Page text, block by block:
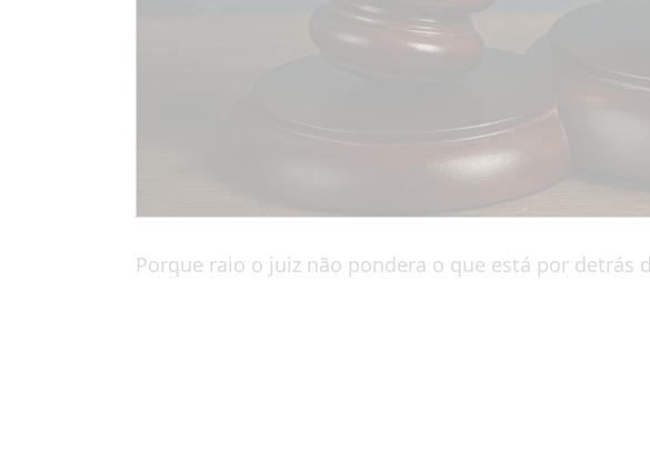
Porque raio o juiz não pondera o que está por